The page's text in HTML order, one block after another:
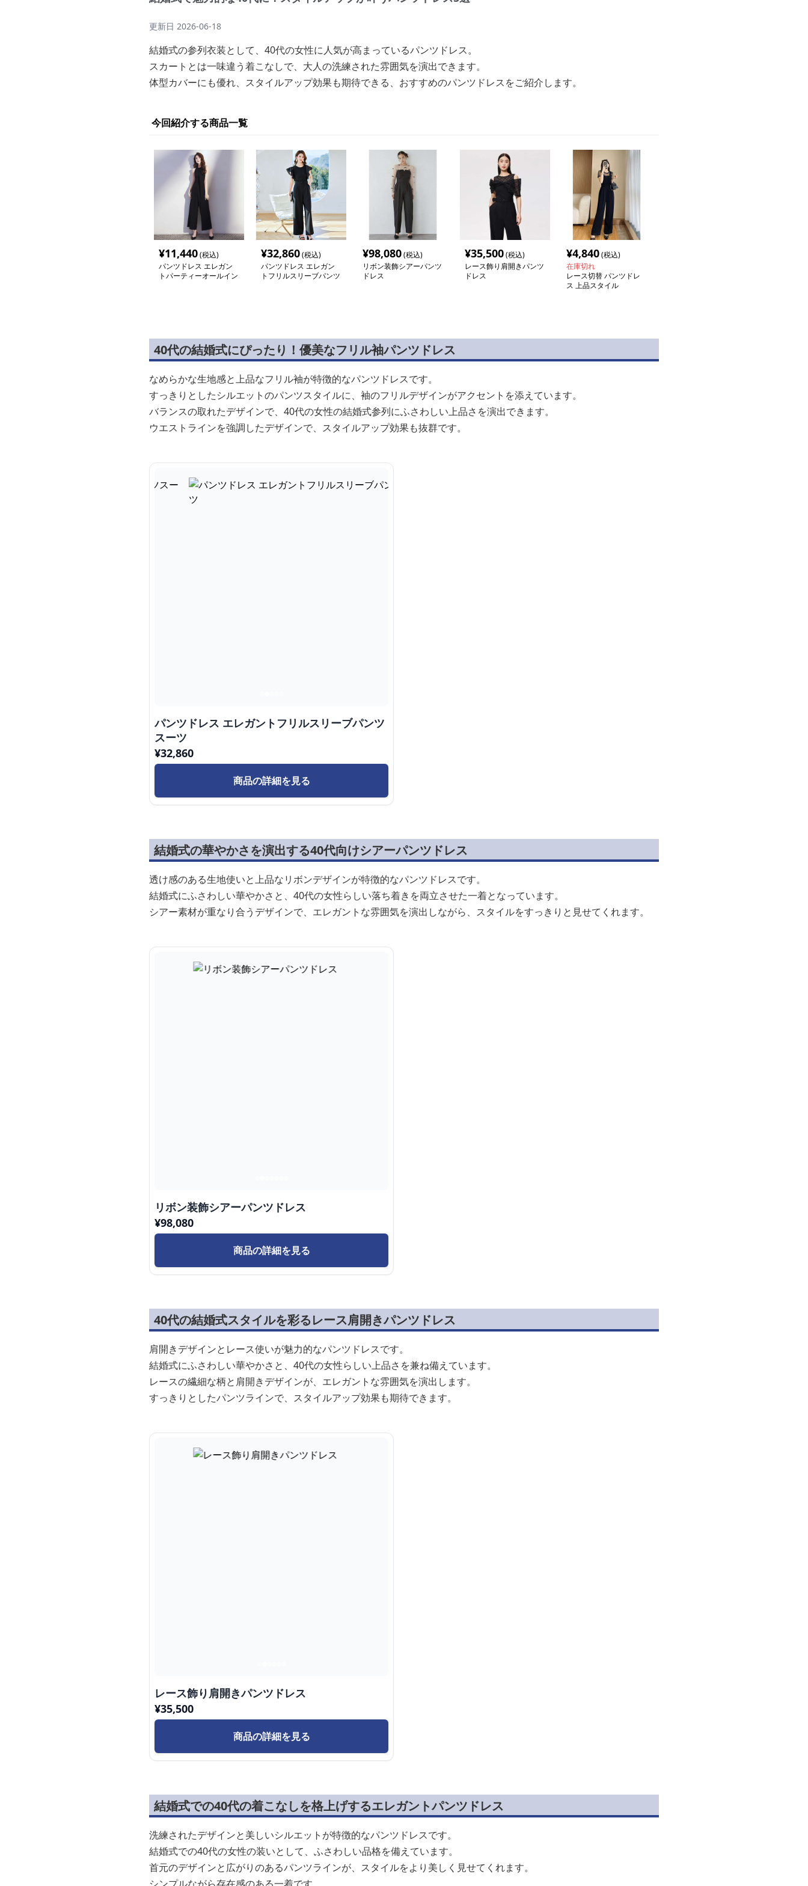
更新日 2026-06-18
結婚式の参列衣装として、40代の女性に人気が高まっているパンツドレス。
スカートとは一味違う着こなしで、大人の洗練された雰囲気を演出できます。
体型カバーにも優れ、スタイルアップ効果も期待できる、おすすめのパンツドレスをご紹介します。
今回紹介する商品一覧
¥11,440(税込)
パンツドレス エレガン
トパーティーオールイン
¥32,860(税込)
パンツドレス エレガン
トフリルスリーブパンツ
¥98,080(税込)
リボン装飾シアーパンツ
ドレス
¥35,500(税込)
レース飾り肩開きパンツ
ドレス
¥4,840(税込)
在庫切れ
レース切替 パンツドレ
ス 上品スタイル
40代の結婚式にぴったり！優美なフリル袖パンツドレス
なめらかな生地感と上品なフリル袖が特徴的なパンツドレスです。
すっきりとしたシルエットのパンツスタイルに、袖のフリルデザインがアクセントを添えています。
バランスの取れたデザインで、40代の女性の結婚式参列にふさわしい上品さを演出できます。
ウエストラインを強調したデザインで、スタイルアップ効果も抜群です。
パンツドレス エレガントフリルスリーブパンツ
スーツ
¥32,860
商品の詳細を見る
結婚式の華やかさを演出する40代向けシアーパンツドレス
透け感のある生地使いと上品なリボンデザインが特徴的なパンツドレスです。
結婚式にふさわしい華やかさと、40代の女性らしい落ち着きを両立させた一着となっています。
シアー素材が重なり合うデザインで、エレガントな雰囲気を演出しながら、スタイルをすっきりと見せてくれます。
リボン装飾シアーパンツドレス
¥98,080
商品の詳細を見る
40代の結婚式スタイルを彩るレース肩開きパンツドレス
肩開きデザインとレース使いが魅力的なパンツドレスです。
結婚式にふさわしい華やかさと、40代の女性らしい上品さを兼ね備えています。
レースの繊細な柄と肩開きデザインが、エレガントな雰囲気を演出します。
すっきりとしたパンツラインで、スタイルアップ効果も期待できます。
レース飾り肩開きパンツドレス
¥35,500
商品の詳細を見る
結婚式での40代の着こなしを格上げするエレガントパンツドレス
洗練されたデザインと美しいシルエットが特徴的なパンツドレスです。
結婚式での40代の女性の装いとして、ふさわしい品格を備えています。
首元のデザインと広がりのあるパンツラインが、スタイルをより美しく見せてくれます。